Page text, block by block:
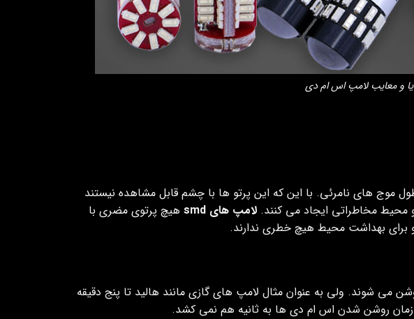
و معایب لامپ اس ام دی
موج های نامرئی. با این که این پرتو ها با چشم قابل مشاهده نیستند
مخاطراتی ایجاد می کنند. لامپ های smd
هیچ پرتوی مضری با
برای بهداشت محیط هیچ خطری ندارند.
شوند. ولی به عنوان مثال لامپ های گازی مانند هالید تا پنج دقیقه
زمان روشن شدن اس ام دی ها به ثانیه هم نمی کشد.